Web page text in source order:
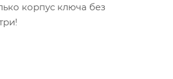
корпус ключа без